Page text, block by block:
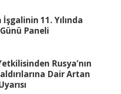
İşgalinin 11. Yılında
Paneli
Rusya’nın
Dair Artan